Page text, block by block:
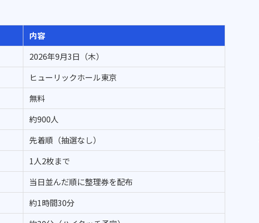
内容
2026年9月3日（木）
ヒューリックホール東京
無料
約900人
先着順（抽選なし）
1人2枚まで
当日並んだ順に整理券を配布
約1時間30分